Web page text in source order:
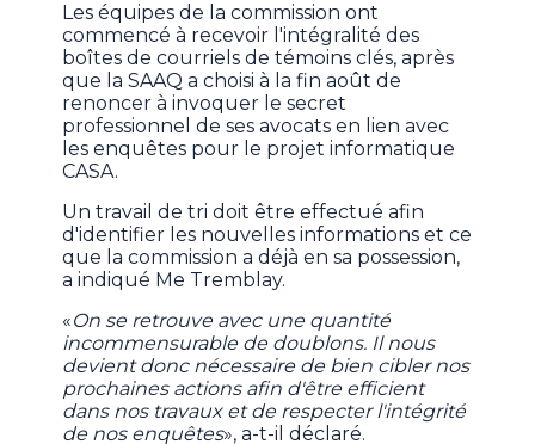
Les équipes de la commission ont
commencé à recevoir l'intégralité des
boîtes de courriels de témoins clés, après
que la SAAQ a choisi à la fin août de
renoncer à invoquer le secret
professionnel de ses avocats en lien avec
les enquêtes pour le projet informatique
CASA.
Un travail de tri doit être effectué afin
d'identifier les nouvelles informations et ce
que la commission a déjà en sa possession,
a indiqué Me Tremblay.
«On se retrouve avec une quantité
incommensurable de doublons. Il nous
devient donc nécessaire de bien cibler nos
prochaines actions afin d'être efficient
dans nos travaux et de respecter l'intégrité
de nos enquêtes», a-t-il déclaré.